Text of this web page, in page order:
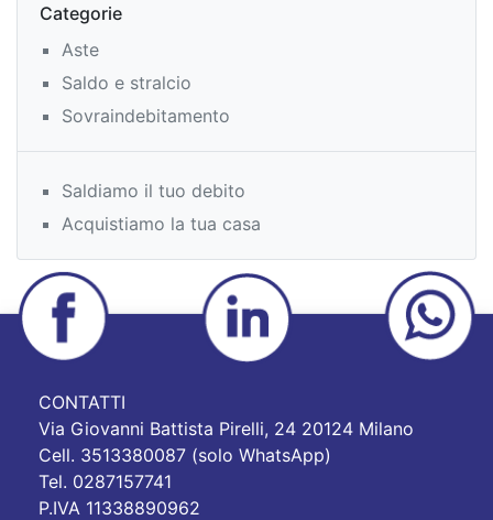
Categorie
Aste
Saldo e stralcio
Sovraindebitamento
Saldiamo il tuo debito
Acquistiamo la tua casa
CONTATTI
Via Giovanni Battista Pirelli, 24 20124 Milano
Cell. 3513380087 (solo WhatsApp)
Tel. 0287157741
P.IVA 11338890962